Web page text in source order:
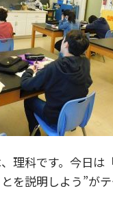
理科です。今日は
を説明しよう”が